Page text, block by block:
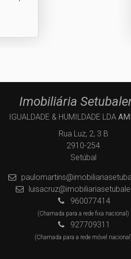
Imobiliária
IGUALDADE & HUMILDADE LDA
Rua Luz, 2, 3 B
2910-254
Setúbal
960077414
(Chamada para a rede fixa nacional)
927709311
(Chamada para a rede móvel